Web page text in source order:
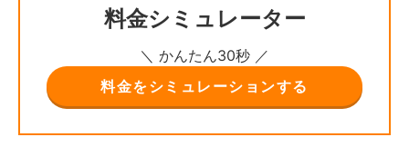
料金シミュレーター
＼ かんたん30秒 ／
料金をシミュレーションする